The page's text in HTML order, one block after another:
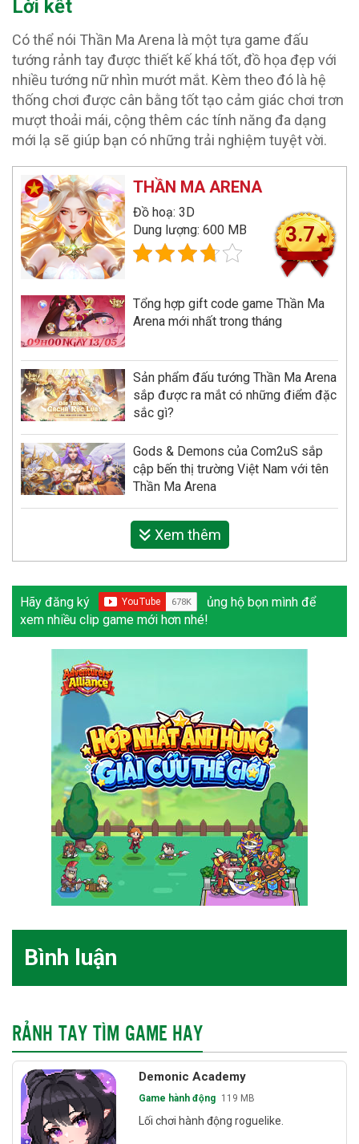
Lời kết
Có thể nói Thần Ma Arena là một tựa game đấu
tướng rảnh tay được thiết kế khá tốt, đồ họa đẹp với
nhiều tướng nữ nhìn mướt mắt. Kèm theo đó là hệ
thống chơi được cân bằng tốt tạo cảm giác chơi trơn
mượt thoải mái, cộng thêm các tính năng đa dạng
mới lạ sẽ giúp bạn có những trải nghiệm tuyệt vời.
THẦN MA ARENA
Đồ hoạ: 3D
Dung lượng: 600 MB
3.7
Tổng hợp gift code game Thần Ma
Arena mới nhất trong tháng
Sản phẩm đấu tướng Thần Ma Arena
sắp được ra mắt có những điểm đặc
sắc gì?
Gods & Demons của Com2uS sắp
cập bến thị trường Việt Nam với tên
Thần Ma Arena
Xem thêm
Hãy đăng ký
ủng hộ bọn mình để
xem nhiều clip game mới hơn nhé!
Bình luận
RẢNH TAY TÌM GAME HAY
Demonic Academy
Game hành động 119 MB
Lối chơi hành động roguelike.